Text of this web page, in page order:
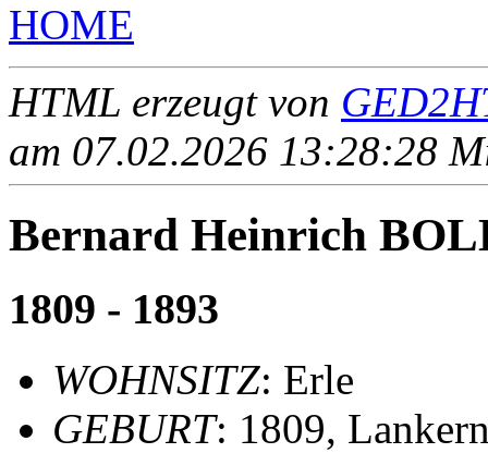
HOME
HTML erzeugt von
am 07.02.2026 13:28:28
Bernard Heinrich
1809 - 1893
WOHNSITZ: Erle
GEBURT: 1809,